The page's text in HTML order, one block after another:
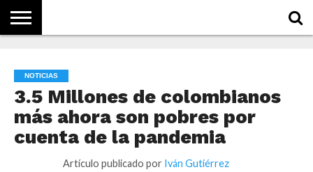
QUÉ
SE
ESTO?
NOTICIAS
3.5 Millones de colombianos
más ahora son pobres por
cuenta de la pandemia
Artículo publicado por Iván Gutiérrez